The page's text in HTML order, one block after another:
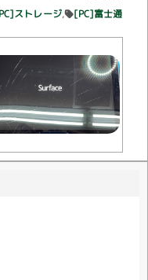
ストレージ [PC]富士通